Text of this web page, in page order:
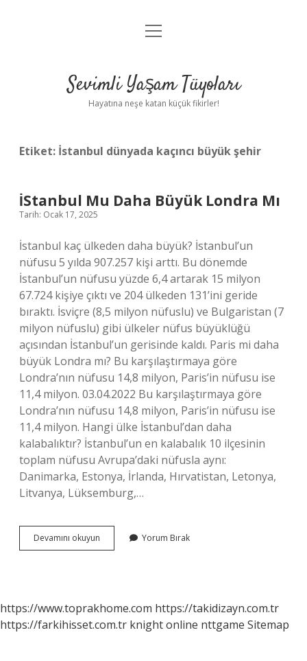
Anasayfa
Yasal Uyarı
menüyü
Sevimli Yaşam Tüyoları
Hayatına neşe katan küçük fikirler!
Etiket: İstanbul dünyada kaçıncı büyük şehir
İStanbul Mu Daha Büyük Londra Mı
Tarih: Ocak 17, 2025
İstanbul kaç ülkeden daha büyük? İstanbul’un
nüfusu 5 yılda 907.257 kişi arttı. Bu dönemde
İstanbul’un nüfusu yüzde 6,4 artarak 15 milyon
67.724 kişiye çıktı ve 204 ülkeden 131’ini geride
bıraktı. İsviçre (8,5 milyon nüfuslu) ve Bulgaristan (7
milyon nüfuslu) gibi ülkeler nüfus büyüklüğü
açısından İstanbul’un gerisinde kaldı. Paris mi daha
büyük Londra mı? Bu karşılaştırmaya göre
Londra’nın nüfusu 14,8 milyon, Paris’in nüfusu ise
11,4 milyon. 03.04.2022 Bu karşılaştırmaya göre
Londra’nın nüfusu 14,8 milyon, Paris’in nüfusu ise
11,4 milyon. Hangi ülke İstanbul’dan daha
kalabalıktır? İstanbul’un en kalabalık 10 ilçesinin
toplam nüfusu Avrupa’daki nüfusla aynı:
Danimarka, Estonya, İrlanda, Hırvatistan, Letonya,
Litvanya, Lüksemburg,…
Devamını okuyun İStanbul
Mu
Yorum Bırak
https://www.toprakhome.com https://takidizayn.com.tr
https://farkihisset.com.tr knight online nttgame Sitemap